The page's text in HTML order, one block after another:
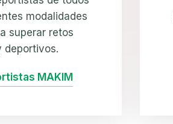
modalidades
superar retos
deportivos.
MAKIM